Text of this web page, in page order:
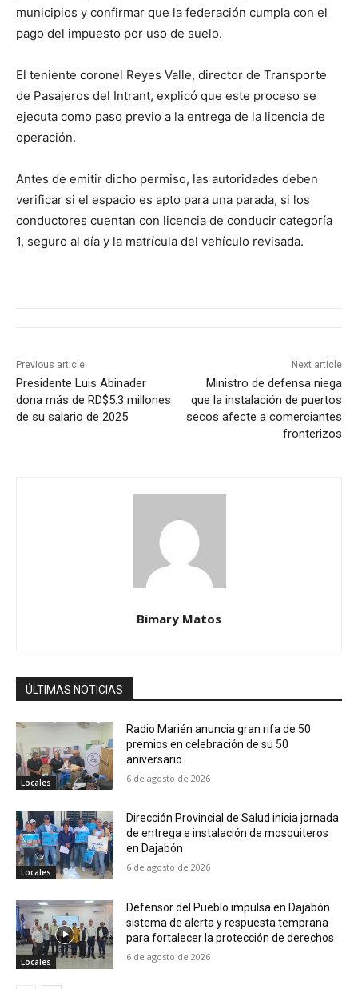
municipios y confirmar que la federación cumpla con el
pago del impuesto por uso de suelo.
El teniente coronel Reyes Valle, director de Transporte
de Pasajeros del Intrant, explicó que este proceso se
ejecuta como paso previo a la entrega de la licencia de
operación.
Antes de emitir dicho permiso, las autoridades deben
verificar si el espacio es apto para una parada, si los
conductores cuentan con licencia de conducir categoría
1, seguro al día y la matrícula del vehículo revisada.
Previous article
Presidente Luis Abinader
dona más de RD$5.3 millones
de su salario de 2025
Next article
Ministro de defensa niega
que la instalación de puertos
secos afecte a comerciantes
fronterizos
Bimary Matos
ÚLTIMAS NOTICIAS
Locales
Radio Marién anuncia gran rifa de 50
premios en celebración de su 50
aniversario
6 de agosto de 2026
Locales
Dirección Provincial de Salud inicia jornada
de entrega e instalación de mosquiteros
en Dajabón
6 de agosto de 2026
Locales
Defensor del Pueblo impulsa en Dajabón
sistema de alerta y respuesta temprana
para fortalecer la protección de derechos
6 de agosto de 2026